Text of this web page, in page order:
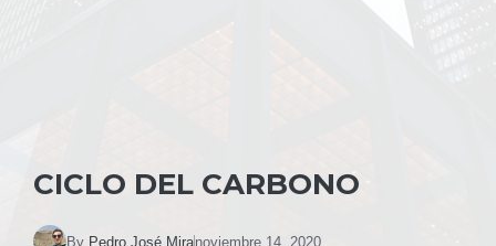
CICLO DEL CARBONO
By Pedro José Miranoviembre 14, 2020